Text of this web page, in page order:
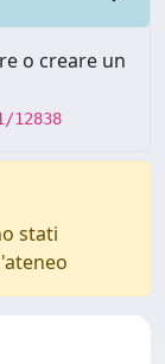
o creare un
12838
stati